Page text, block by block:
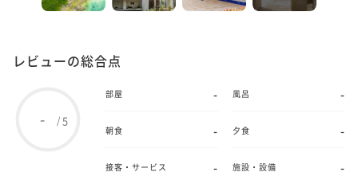
レビューの総合点
- /5
部屋 - 風呂 -
朝食 - 夕食 -
接客・サービス - 施設・設備 -